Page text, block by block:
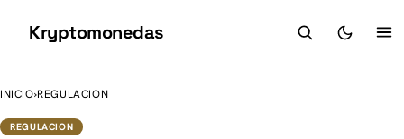
Kryptomonedas
INICIO›REGULACION
REGULACION